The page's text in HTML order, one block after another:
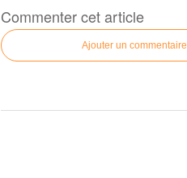
Commenter cet article
Ajouter un commentaire